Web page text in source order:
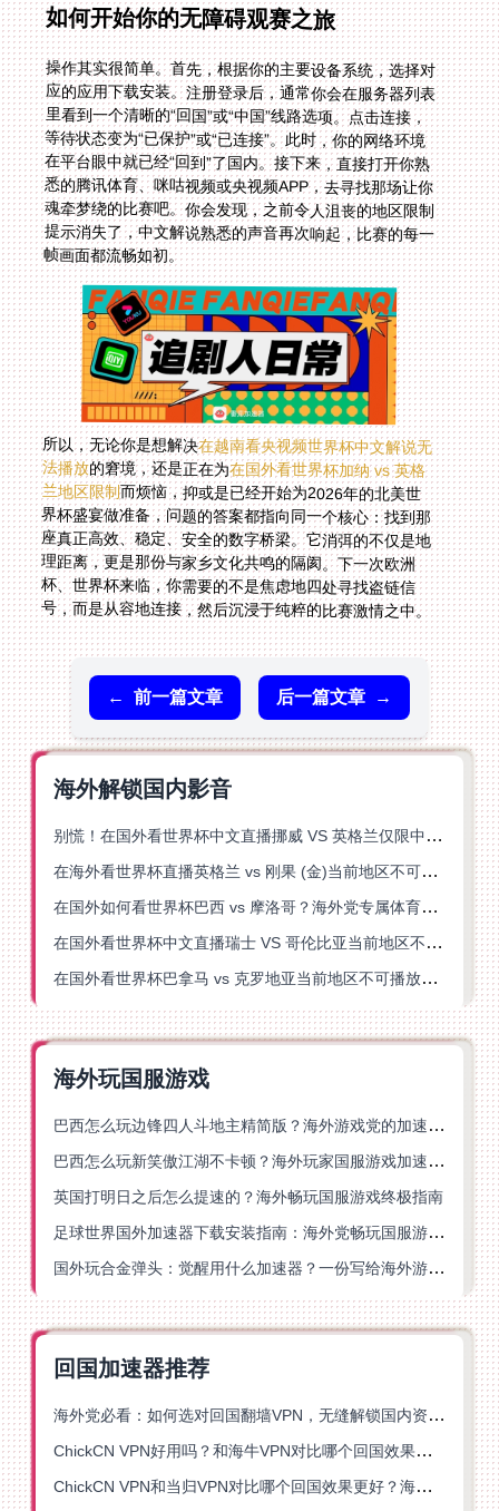
如何开始你的无障碍观赛之旅
操作其实很简单。首先，根据你的主要设备系统，选择对
应的应用下载安装。注册登录后，通常你会在服务器列表
里看到一个清晰的“回国”或“中国”线路选项。点击连接，
等待状态变为“已保护”或“已连接”。此时，你的网络环境
在平台眼中就已经“回到”了国内。接下来，直接打开你熟
悉的腾讯体育、咪咕视频或央视频APP，去寻找那场让你
魂牵梦绕的比赛吧。你会发现，之前令人沮丧的地区限制
提示消失了，中文解说熟悉的声音再次响起，比赛的每一
帧画面都流畅如初。
所以，无论你是想解决在越南看央视频世界杯中文解说无
法播放的窘境，还是正在为在国外看世界杯加纳 vs 英格
兰地区限制而烦恼，抑或是已经开始为2026年的北美世
界杯盛宴做准备，问题的答案都指向同一个核心：找到那
座真正高效、稳定、安全的数字桥梁。它消弭的不仅是地
理距离，更是那份与家乡文化共鸣的隔阂。下一次欧洲
杯、世界杯来临，你需要的不是焦虑地四处寻找盗链信
号，而是从容地连接，然后沉浸于纯粹的比赛激情之中。
← 前一篇文章 后一篇文章 →
海外解锁国内影音
别慌！在国外看世界杯中文直播挪威 VS 英格兰仅限中国大陆？这篇指南帮你搞定
在海外看世界杯直播英格兰 vs 刚果 (金)当前地区不可播放？这篇指南帮你突破所有限制
在国外如何看世界杯巴西 vs 摩洛哥？海外党专属体育观赛指南来了
在国外看世界杯中文直播瑞士 VS 哥伦比亚当前地区不可播放？这篇指南帮你搞定
在国外看世界杯巴拿马 vs 克罗地亚当前地区不可播放？这篇指南帮你轻松解决海外体育直播难题
海外玩国服游戏
巴西怎么玩边锋四人斗地主精简版？海外游戏党的加速器终极选择
巴西怎么玩新笑傲江湖不卡顿？海外玩家国服游戏加速终极指南（附猫和老鼠一梦江湖实测）
英国打明日之后怎么提速的？海外畅玩国服游戏终极指南
足球世界国外加速器下载安装指南：海外党畅玩国服游戏的终极解决方案
国外玩合金弹头：觉醒用什么加速器？一份写给海外游子的畅玩指南
回国加速器推荐
海外党必看：如何选对回国翻墙VPN，无缝解锁国内资源？
ChickCN VPN好用吗？和海牛VPN对比哪个回国效果更好？
ChickCN VPN和当归VPN对比哪个回国效果更好？海外党亲测后选了它